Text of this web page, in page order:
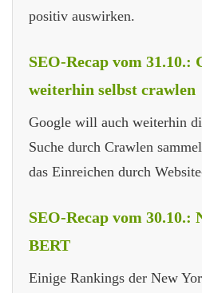
positiv auswirken.
SEO-Recap vom 31.10.:
weiterhin selbst crawlen
Google will auch weiterhin
Suche durch Crawlen
das Einreichen durch
SEO-Recap vom 30.10.:
BERT
Einige Rankings der New